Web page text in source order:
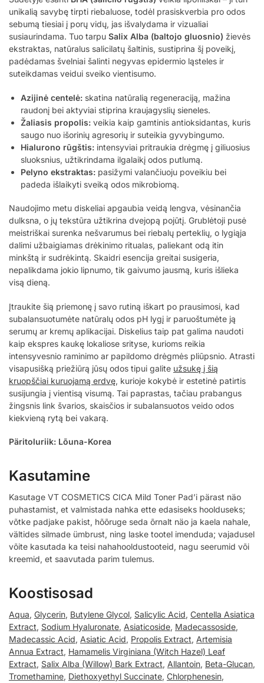
unikalią savybę tirpti riebaluose, todėl prasiskverbia pro odos
sebumą tiesiai į porų vidų, jas išvalydama ir vizualiai
susiaurindama. Tuo tarpu Salix Alba (baltojo gluosnio) žievės
ekstraktas, natūralus salicilatų šaltinis, sustiprina šį poveikį,
padėdamas švelniai šalinti negyvas epidermio ląsteles ir
suteikdamas veidui sveiko vientisumo.
Azijinė centelė: skatina natūralią regeneraciją, mažina
raudonį bei aktyviai stiprina kraujagyslių sieneles.
Žaliasis propolis: veikia kaip gamtinis antioksidantas, kuris
saugo nuo išorinių agresorių ir suteikia gyvybingumo.
Hialurono rūgštis: intensyviai pritraukia drėgmę į giliuosius
sluoksnius, užtikrindama ilgalaikį odos putlumą.
Pelyno ekstraktas: pasižymi valančiuoju poveikiu bei
padeda išlaikyti sveiką odos mikrobiomą.
Naudojimo metu diskeliai apgaubia veidą lengva, vėsinančia
dulksna, o jų tekstūra užtikrina dvejopą pojūtį. Grublėtoji pusė
meistriškai surenka nešvarumus bei riebalų perteklių, o lygiąja
dalimi užbaigiamas drėkinimo ritualas, paliekant odą itin
minkštą ir sudrėkintą. Skaidri esencija greitai susigeria,
nepalikdama jokio lipnumo, tik gaivumo jausmą, kuris išlieka
visą dieną.
Įtraukite šią priemonę į savo rutiną iškart po prausimosi, kad
subalansuotumėte natūralų odos pH lygį ir paruoštumėte ją
serumų ar kremų aplikacijai. Diskelius taip pat galima naudoti
kaip ekspres kaukę lokaliose srityse, kurioms reikia
intensyvesnio raminimo ar papildomo drėgmės pliūpsnio. Atrasti
visapusišką priežiūrą jūsų odos tipui galite užsukę į šią
kruopščiai kuruojamą erdvę, kurioje kokybė ir estetinė patirtis
susijungia į vientisą visumą. Tai paprastas, tačiau prabangus
žingsnis link švarios, skaisčios ir subalansuotos veido odos
kiekvieną rytą bei vakarą.
Päritoluriik: Lõuna-Korea
Kasutamine
Kasutage VT COSMETICS CICA Mild Toner Pad’i pärast näo
puhastamist, et valmistada nahka ette edasiseks hoolduseks;
võtke padjake pakist, hõõruge seda õrnalt näo ja kaela nahale,
vältides silmade ümbrust, ning laske tootel imenduda; vajadusel
võite kasutada ka teisi nahahooldustooteid, nagu seerumid või
kreemid, et saavutada parim tulemus.
Koostisosad
Aqua, Glycerin, Butylene Glycol, Salicylic Acid, Centella Asiatica
Extract, Sodium Hyaluronate, Asiaticoside, Madecassoside,
Madecassic Acid, Asiatic Acid, Propolis Extract, Artemisia
Annua Extract, Hamamelis Virginiana (Witch Hazel) Leaf
Extract, Salix Alba (Willow) Bark Extract, Allantoin, Beta-Glucan,
Tromethamine, Diethoxyethyl Succinate, Chlorphenesin,